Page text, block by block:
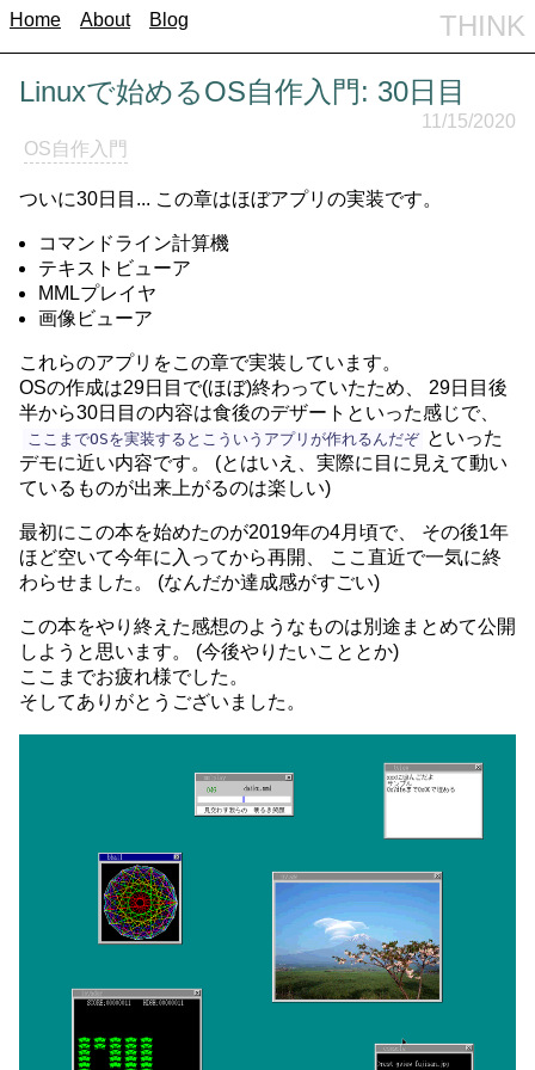
THINK
Home About Blog
Linuxで始めるOS自作入門: 30日目
11/15/2020
OS自作入門
ついに30日目... この章はほぼアプリの実装です。
コマンドライン計算機
テキストビューア
MMLプレイヤ
画像ビューア
これらのアプリをこの章で実装しています。
OSの作成は29日目で(ほぼ)終わっていたため、 29日目後
半から30日目の内容は食後のデザートといった感じで、
ここまでOSを実装するとこういうアプリが作れるんだぞ といった
デモに近い内容です。 (とはいえ、実際に目に見えて動い
ているものが出来上がるのは楽しい)
最初にこの本を始めたのが2019年の4月頃で、 その後1年
ほど空いて今年に入ってから再開、 ここ直近で一気に終
わらせました。 (なんだか達成感がすごい)
この本をやり終えた感想のようなものは別途まとめて公開
しようと思います。 (今後やりたいこととか)
ここまでお疲れ様でした。
そしてありがとうございました。